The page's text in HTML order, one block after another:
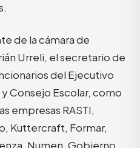
de la cámara de
Urreli, el secretario de
del Ejecutivo
Consejo Escolar, como
empresas RASTI,
Kuttercraft, Formar,
Numen, Gobierno